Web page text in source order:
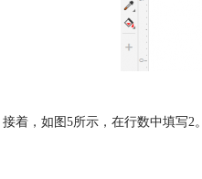
接着，如图5所示，在行数中填写2。